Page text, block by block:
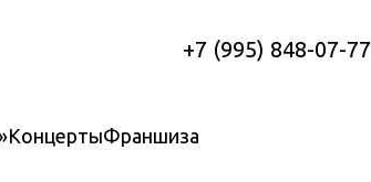
+7 (995) 848-07-77
КонцертыФраншиза